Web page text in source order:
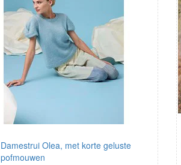
Damestrui Olea, met korte geluste
pofmouwen